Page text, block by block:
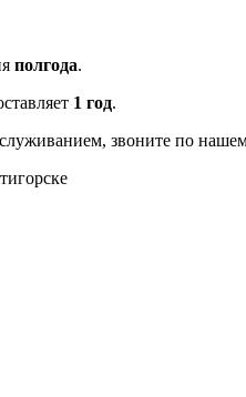
полгода.
1 год.
звоните по